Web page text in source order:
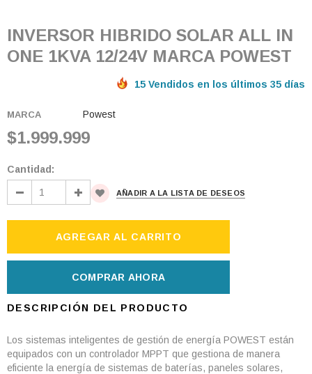
INVERSOR HIBRIDO SOLAR ALL IN
ONE 1KVA 12/24V MARCA POWEST
15 Vendidos en los últimos 35 días
MARCA Powest
$1.999.999
Cantidad:
AÑADIR A LA LISTA DE DESEOS
COMPRAR AHORA
DESCRIPCIÓN DEL PRODUCTO
Los sistemas inteligentes de gestión de energía POWEST están
equipados con un controlador MPPT que gestiona de manera
eficiente la energía de sistemas de baterías, paneles solares,